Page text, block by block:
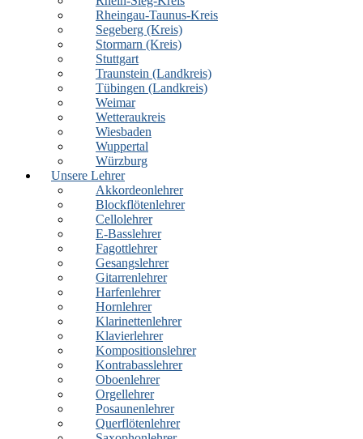
Rheingau-Taunus-Kreis
Segeberg (Kreis)
Stormarn (Kreis)
Stuttgart
Traunstein (Landkreis)
Tübingen (Landkreis)
Weimar
Wetteraukreis
Wiesbaden
Wuppertal
Würzburg
Unsere Lehrer
Akkordeonlehrer
Blockflötenlehrer
Cellolehrer
E-Basslehrer
Fagottlehrer
Gesangslehrer
Gitarrenlehrer
Harfenlehrer
Hornlehrer
Klarinettenlehrer
Klavierlehrer
Kompositionslehrer
Kontrabasslehrer
Oboenlehrer
Orgellehrer
Posaunenlehrer
Querflötenlehrer